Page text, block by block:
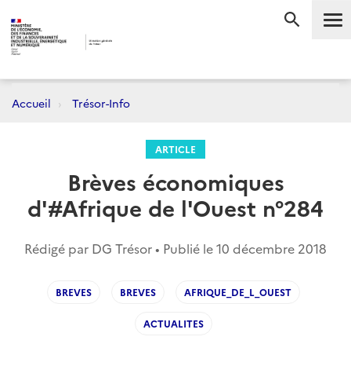
Accueil Trésor-Info
ARTICLE
Brèves économiques
d'#Afrique de l'Ouest n°284
Rédigé par DG Trésor • Publié le10 décembre 2018
BREVES BREVES AFRIQUE_DE_L_OUEST
ACTUALITES